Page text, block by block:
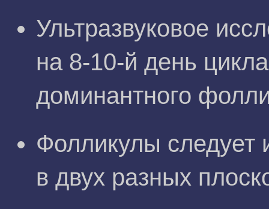
Ультразвуковое
на 8-10-й день
доминантного
Фолликулы следует
в двух разных